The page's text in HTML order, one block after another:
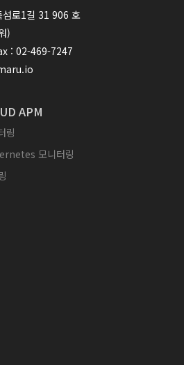
로1길 31 906 호
)
: 02-469-7247
APM
링
모니터링